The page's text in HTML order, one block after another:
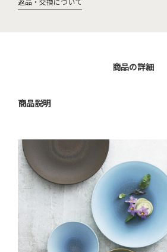
商品の詳細
商品説明